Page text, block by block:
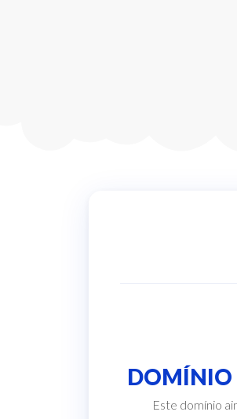
DOMÍNIO
Este domínio